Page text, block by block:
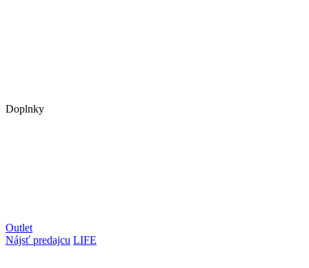
Doplnky
Outlet
Nájsť predajcu LIFE